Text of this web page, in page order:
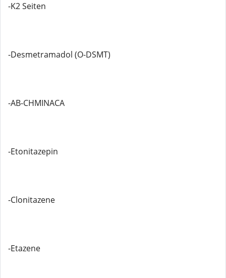
-K2 Seiten
-Desmetramadol (O-DSMT)
-AB-CHMINACA
-Etonitazepin
-Clonitazene
-Etazene